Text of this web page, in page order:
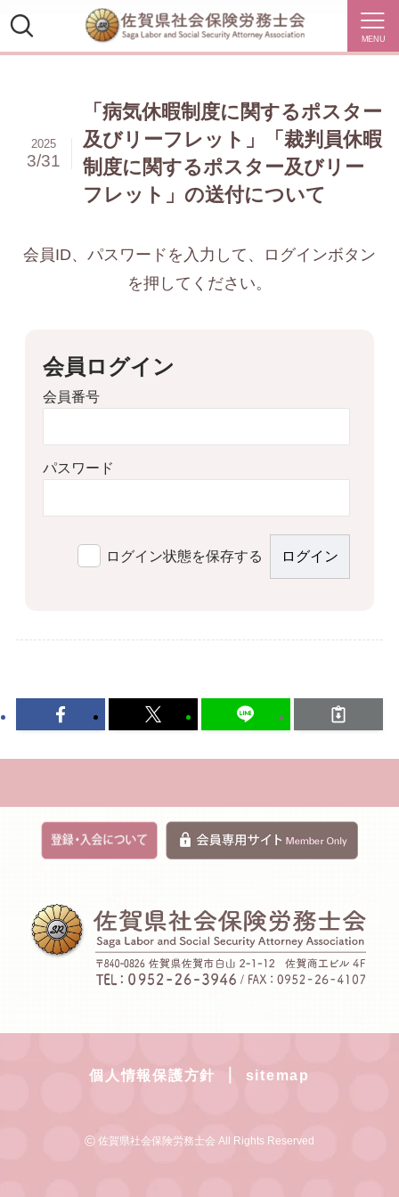
MENU
「病気休暇制度に関するポスター
及びリーフレット」「裁判員休暇
制度に関するポスター及びリー
フレット」の送付について
2025
3/31
会員ID、パスワードを入力して、ログインボタン
を押してください。
会員ログイン
会員番号
パスワード
ログイン状態を保存する
個人情報保護方針 sitemap
© 佐賀県社会保険労務士会 All Rights Reserved